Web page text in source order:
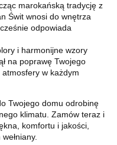
marokańską tradycję z
Świt wnosi do wnętrza
odpowiada
i harmonijne wzory
na poprawę Twojego
w każdym
Twojego domu odrobinę
klimatu. Zamów teraz i
komfortu i jakości,